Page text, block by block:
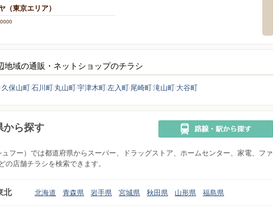
（東京エリア）
地域の通販・ネットショップのチラシ
久保山町石川町 丸山町宇津木町 左入町 尾崎町滝山町 大谷町
から探す
フー）では都道府県からスーパー、ドラッグストア、ホームセンター、家電、ファ
の店舗チラシを検索できます。
北 北海道 青森県 岩手県 宮城県 秋田県 山形県 福島県